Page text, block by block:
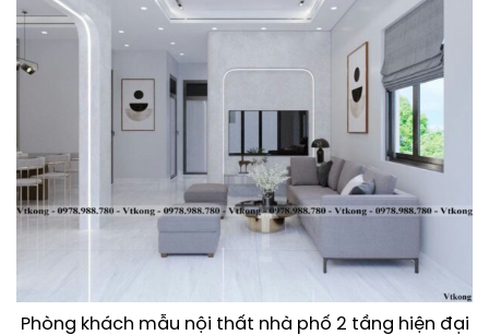
Phòng khách mẫu nội thất nhà phố 2 tầng hiện đại